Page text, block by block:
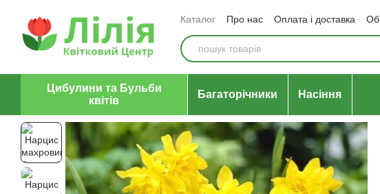
Каталог Про нас Оплата і доставка
Відгуки про магазин
Угода користувача
Цибулини та Бульби
квітів
Багаторічники Насіння